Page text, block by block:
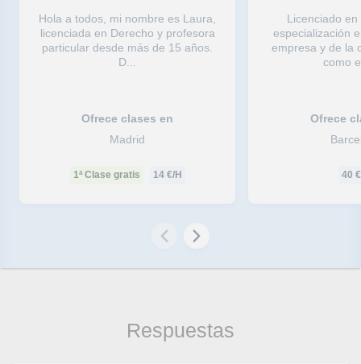
Hola a todos, mi nombre es Laura,
licenciada en Derecho y profesora
particular desde más de 15 años.
D...
Ofrece clases en
Madrid
1ª Clase gratis 14€/H
Licenciado
especialización
empresa y de la
como
Ofrece
40
Respuestas